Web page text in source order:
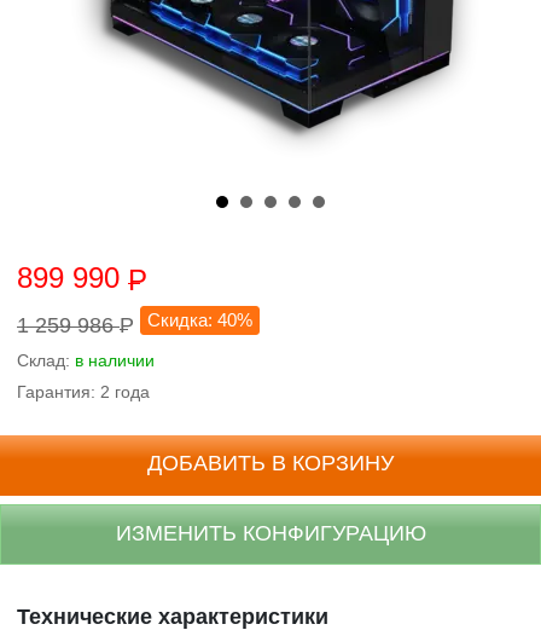
899 990 P
1 259 986P Скидка: 40%
Склад: в наличии
Гарантия: 2 года
ДОБАВИТЬ В КОРЗИНУ
ИЗМЕНИТЬ КОНФИГУРАЦИЮ
Технические характеристики